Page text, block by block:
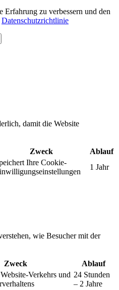
zu verbessern und den
Datenschutzrichtlinie
damit die Website
Zweck
Ablauf
Ihre Cookie-
1 Jahr
wie Besucher mit der
Zweck
Ablauf
Verkehrs und 24 Stunden
– 2 Jahre